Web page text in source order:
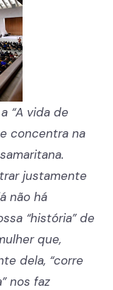
“A vida de
concentra na
justamente
não há
“história” de
que,
dela, “corre
nos faz